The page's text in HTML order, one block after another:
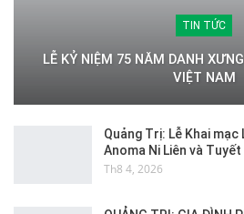
TIN TỨC
LỄ KỶ NIỆM 75 NĂM DANH
VIỆT NAM
Quảng Trị: Lễ Khai
Anoma Ni Liên và
Th8 4, 2026